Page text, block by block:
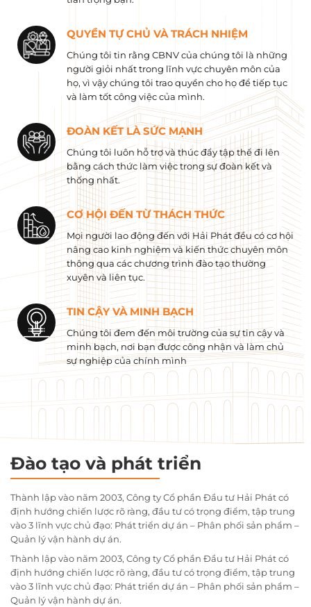
QUYỀN TỰ CHỦ VÀ TRÁCH NHIỆM
Chúng tôi tin rằng CBNV của chúng tôi là những
người giỏi nhất trong lĩnh vực chuyên môn của
họ, vì vậy chúng tôi trao quyền cho họ để tiếp tục
và làm tốt công việc của mình.
ĐOÀN KẾT LÀ SỨC MẠNH
Chúng tôi luôn hỗ trợ và thúc đẩy tập thể đi lên
bằng cách thức làm việc trong sự đoàn kết và
thống nhất.
CƠ HỘI ĐẾN TỪ THÁCH THỨC
Mọi người lao động đến với Hải Phát đều có cơ hội
nâng cao kinh nghiệm và kiến ​​thức chuyên môn
thông qua các chương trình đào tạo thường
xuyên và liên tục.
TIN CẬY VÀ MINH BẠCH
Chúng tôi đem đến môi trường của sự tin cậy và
minh bạch, nơi bạn được công nhận và làm chủ
sự nghiệp của chính mình
Đào tạo và phát triển
Thành lập vào năm 2003, Công ty Cổ phần Đầu tư Hải Phát có
định hướng chiến lược rõ ràng, đầu tư có trọng điểm, tập trung
vào 3 lĩnh vực chủ đạo: Phát triển dự án – Phân phối sản phẩm –
Quản lý vận hành dự án.
Thành lập vào năm 2003, Công ty Cổ phần Đầu tư Hải Phát có
định hướng chiến lược rõ ràng, đầu tư có trọng điểm, tập trung
vào 3 lĩnh vực chủ đạo: Phát triển dự án – Phân phối sản phẩm –
Quản lý vận hành dự án.